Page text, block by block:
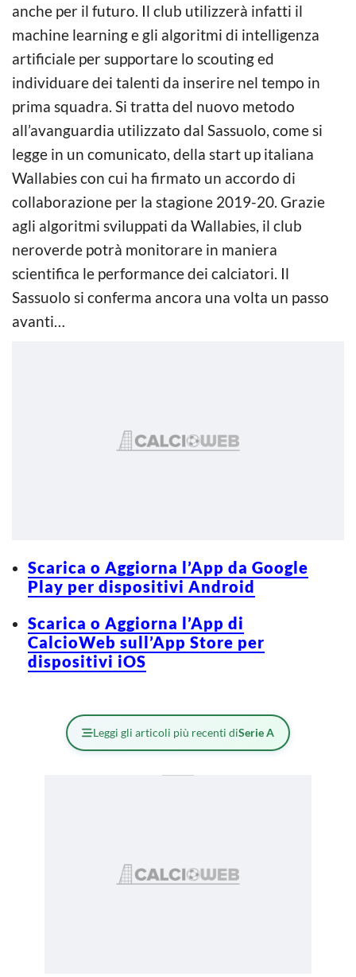
anche per il futuro. Il club utilizzerà infatti il
machine learning e gli algoritmi di intelligenza
artificiale per supportare lo scouting ed
individuare dei talenti da inserire nel tempo in
prima squadra. Si tratta del nuovo metodo
all’avanguardia utilizzato dal Sassuolo, come si
legge in un comunicato, della start up italiana
Wallabies con cui ha firmato un accordo di
collaborazione per la stagione 2019-20. Grazie
agli algoritmi sviluppati da Wallabies, il club
neroverde potrà monitorare in maniera
scientifica le performance dei calciatori. Il
Sassuolo si conferma ancora una volta un passo
avanti…
Scarica o Aggiorna l’App da Google
Play per dispositivi Android
Scarica o Aggiorna l’App di
CalcioWeb sull’App Store per
dispositivi iOS
Leggi gli articoli più recenti diSerie A